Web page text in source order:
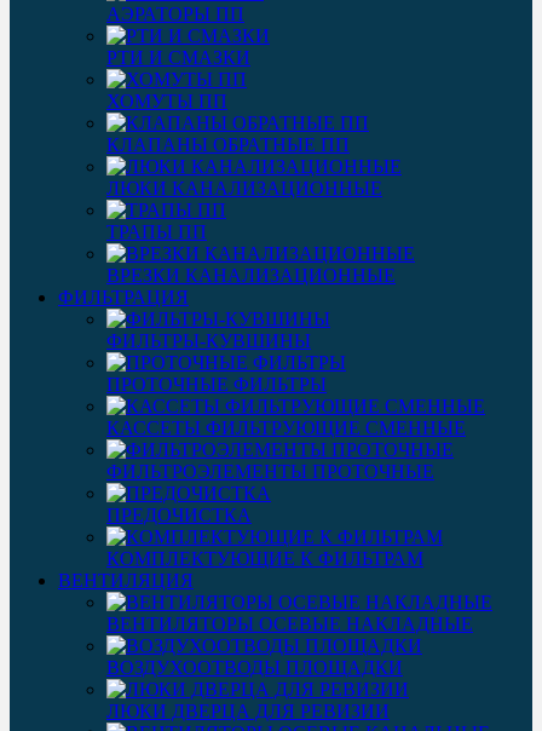
АЭРАТОРЫ ПП
РТИ И СМАЗКИ
ХОМУТЫ ПП
КЛАПАНЫ ОБРАТНЫЕ ПП
ЛЮКИ КАНАЛИЗАЦИОННЫЕ
ТРАПЫ ПП
ВРЕЗКИ КАНАЛИЗАЦИОННЫЕ
ФИЛЬТРАЦИЯ
ФИЛЬТРЫ-КУВШИНЫ
ПРОТОЧНЫЕ ФИЛЬТРЫ
КАССЕТЫ ФИЛЬТРУЮЩИЕ СМЕННЫЕ
ФИЛЬТРОЭЛЕМЕНТЫ ПРОТОЧНЫЕ
ПРЕДОЧИСТКА
КОМПЛЕКТУЮЩИЕ К ФИЛЬТРАМ
ВЕНТИЛЯЦИЯ
ВЕНТИЛЯТОРЫ ОСЕВЫЕ НАКЛАДНЫЕ
ВОЗДУХООТВОДЫ ПЛОЩАДКИ
ЛЮКИ ДВЕРЦА ДЛЯ РЕВИЗИИ